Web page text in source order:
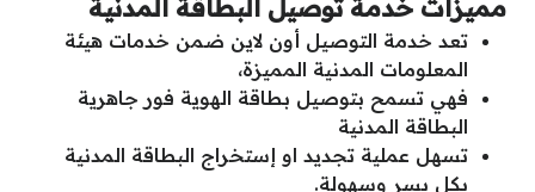
مميزات خدمة توصيل البطاقة المدنية
تعد خدمة التوصيل أون لاين ضمن خدمات هيئة
المعلومات المدنية المميزة،
فهي تسمح بتوصيل بطاقة الهوية فور جاهرية
البطاقة المدنية
تسهل عملية تجديد او إستخراج البطاقة المدنية
بكل يسر وسهولة.